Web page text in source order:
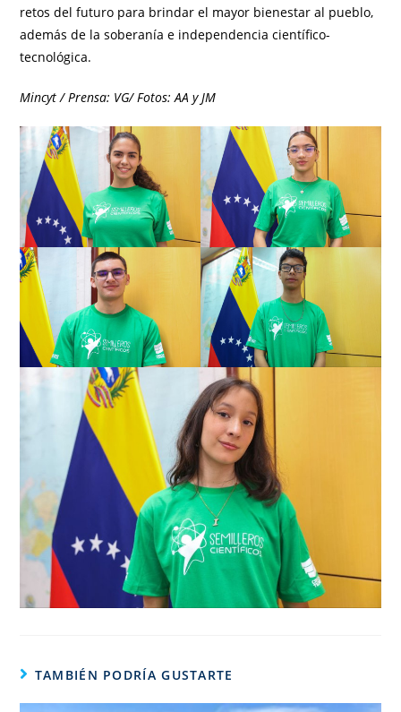
retos del futuro para brindar el mayor bienestar al pueblo,
además de la soberanía e independencia científico-
tecnológica.
Mincyt / Prensa: VG/ Fotos: AA y JM
TAMBIÉN PODRÍA GUSTARTE